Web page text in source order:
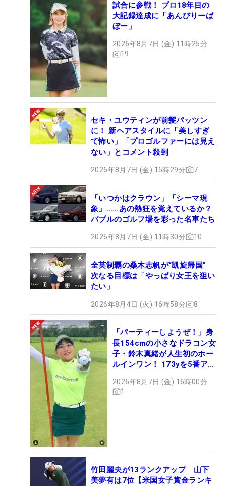
試合に参戦！ プロ18年目の
大記録達成に「あんびりーば
ぼー」
2026年8月7日 (金) 11時25分
19
セキ・ユウティンが前髪パッツン
に！ 新ヘアスタイルに「美しすぎ
て怖い」「プロゴルファーには見え
ない」とコメント殺到
2026年8月7日 (金) 15時29分 7
「いつかはクラウン」「シーマ現
象」……あの熱狂を覚えているか？
バブルのゴルフ場を彩った名車たち
2026年8月7日 (金) 11時30分 10
全英制覇の桑木志帆が“凱旋帰国”
次なる目標は「やっぱり女王を狙い
たい」
2026年8月4日 (火) 16時58分 8
「パーティーしようぜ！」身
長154cmの小さなドラコン女
子・鈴木真緒が人生初のホー
ルインワン！ 173yを5番アイ
2026年8月7日 (金) 16時00分
1
竹田麗央が13ランクアップ 山下
美夢有は7位【米国女子賞金ランキ